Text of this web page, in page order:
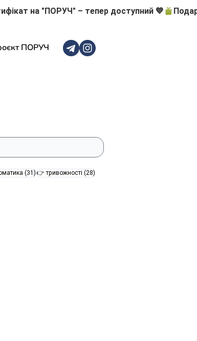
ПОРУЧ
(31)31 пост
👉 тривожності (28)28 постів